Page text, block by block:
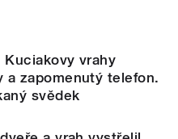
Kuciakovy vrahy
a zapomenutý telefon.
svědek